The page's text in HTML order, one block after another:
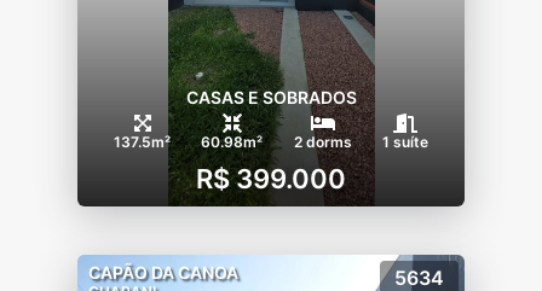
CASAS E SOBRADOS
137.5m² 60.98m² 2 dorms 1 suíte
R$ 399.000
CAPÃO DA CANOA 5634